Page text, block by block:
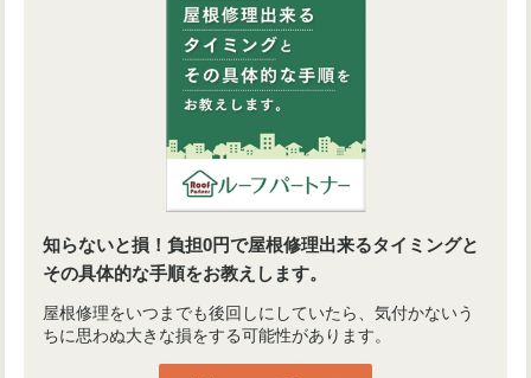
知らないと損！負担0円で屋根修理出来るタイミングと
その具体的な手順をお教えします。
屋根修理をいつまでも後回しにしていたら、気付かないう
ちに思わぬ大きな損をする可能性があります。